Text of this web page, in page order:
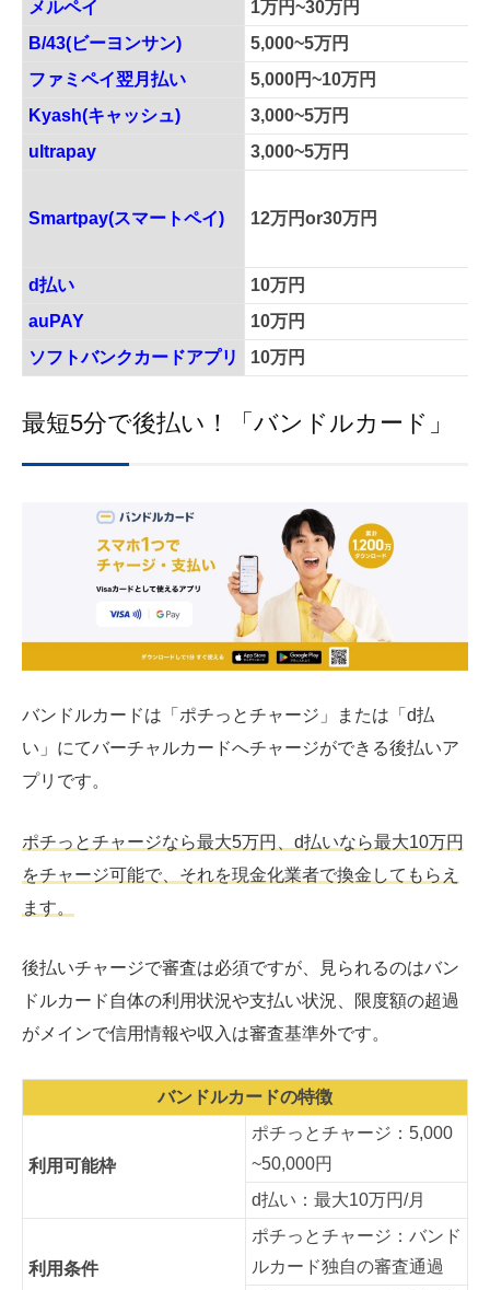
メルペイ
1万円~30万円
B/43(ビーヨンサン)
5,000~5万円
ファミペイ翌月払い
5,000円~10万円
Kyash(キャッシュ)
3,000~5万円
ultrapay
3,000~5万円
Smartpay(スマートペイ) 12万円or30万円
d払い
10万円
auPAY
10万円
ソフトバンクカードアプリ
10万円
最短5分で後払い！「バンドルカード」
バンドルカードは「ポチっとチャージ」または「d払
い」にてバーチャルカードへチャージができる後払いア
プリです。
ポチっとチャージなら最大5万円、d払いなら最大10万円
をチャージ可能で、それを現金化業者で換金してもらえ
ます。
後払いチャージで審査は必須ですが、見られるのはバン
ドルカード自体の利用状況や支払い状況、限度額の超過
がメインで信用情報や収入は審査基準外です。
バンドルカードの特徴
利用可能枠
ポチっとチャージ：5,000
~50,000円
d払い：最大10万円/月
利用条件
ポチっとチャージ：バンド
ルカード独自の審査通過